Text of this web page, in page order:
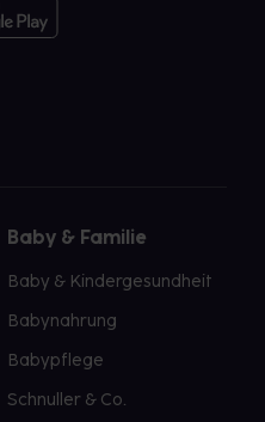
Baby & Familie
Baby & Kindergesundheit
Babynahrung
Babypflege
Schnuller & Co.